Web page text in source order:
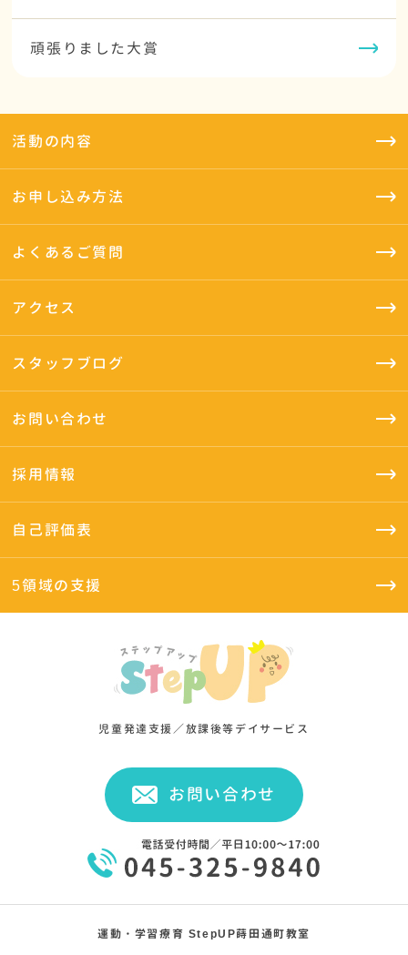
頑張りました大賞
活動の内容
お申し込み方法
よくあるご質問
アクセス
スタッフブログ
お問い合わせ
採用情報
自己評価表
5領域の支援
児童発達支援／放課後等デイサービス
お問い合わせ
運動・学習療育 StepUP蒔田通町教室